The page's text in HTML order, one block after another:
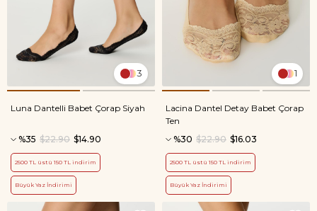
3
Luna Dantelli Babet Çorap Siyah
%35 $14.90
$22.90
2500 TL üstü 150 TL indirim
Büyük Yaz İndirimi
1
Lacina Dantel Detay Babet Çorap
Ten
%30
$16.03
$22.90
2500 TL üstü 150 TL indirim
Büyük Yaz İndirimi